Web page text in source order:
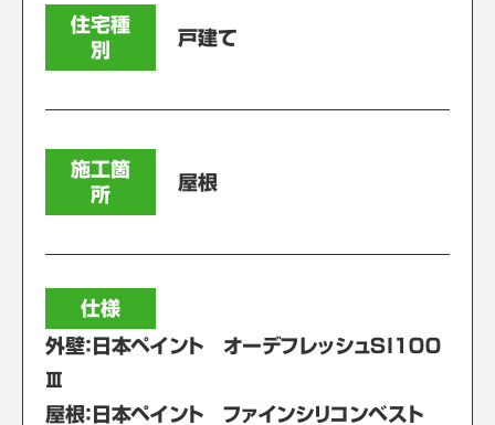
住宅種
別
戸建て
施工箇
所
屋根
仕様
外壁：日本ペイント オーデフレッシュＳＩ１００
Ⅲ
屋根：日本ペイント ファインシリコンベスト